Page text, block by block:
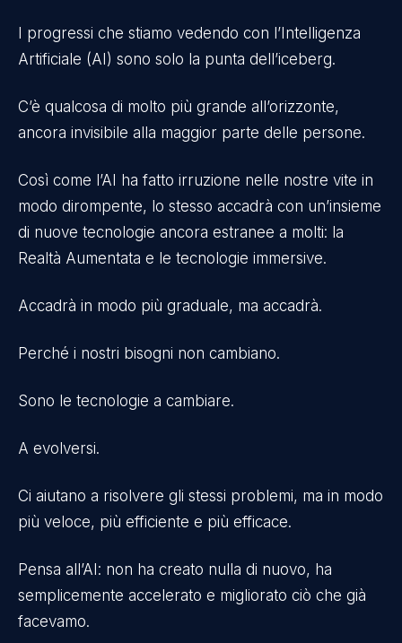
I progressi che stiamo vedendo con l’Intelligenza
Artificiale (AI) sono solo la punta dell’iceberg.
C’è qualcosa di molto più grande all’orizzonte,
ancora invisibile alla maggior parte delle persone.
Così come l’AI ha fatto irruzione nelle nostre vite in
modo dirompente, lo stesso accadrà con un’insieme
di nuove tecnologie ancora estranee a molti: la
Realtà Aumentata e le tecnologie immersive.
Accadrà in modo più graduale, ma accadrà.
Perché i nostri bisogni non cambiano.
Sono le tecnologie a cambiare.
A evolversi.
Ci aiutano a risolvere gli stessi problemi, ma in modo
più veloce, più efficiente e più efficace.
Pensa all’AI: non ha creato nulla di nuovo, ha
semplicemente accelerato e migliorato ciò che già
facevamo.